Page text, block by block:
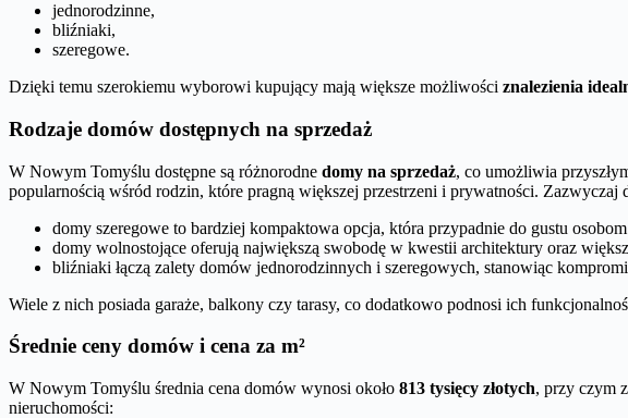
jednorodzinne,
bliźniaki,
szeregowe.
Dzięki temu szerokiemu wyborowi kupujący mają większe możliwości znalezienia
Rodzaje domów dostępnych na sprzedaż
W Nowym Tomyślu dostępne są różnorodne domy na sprzedaż, co umożliwia
popularnością wśród rodzin, które pragną większej przestrzeni i prywatności.
domy szeregowe to bardziej kompaktowa opcja, która przypadnie do gustu
domy wolnostojące oferują największą swobodę w kwestii architektury oraz
bliźniaki łączą zalety domów jednorodzinnych i szeregowych, stanowiąc
Wiele z nich posiada garaże, balkony czy tarasy, co dodatkowo podnosi ich
Średnie ceny domów i cena za m²
W Nowym Tomyślu średnia cena domów wynosi około 813 tysięcy złotych, przy czym
nieruchomości: